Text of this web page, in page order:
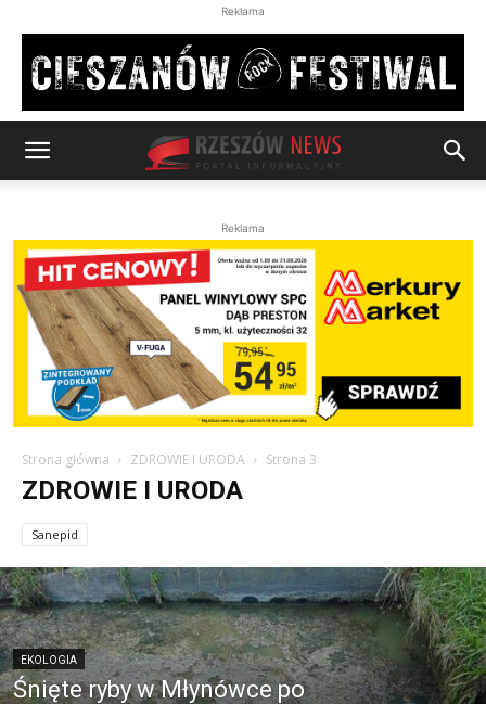
Reklama
Reklama
Strona główna ZDROWIE I URODA Strona 3
ZDROWIE I URODA
Sanepid
EKOLOGIA
Śnięte ryby w Młynówce po